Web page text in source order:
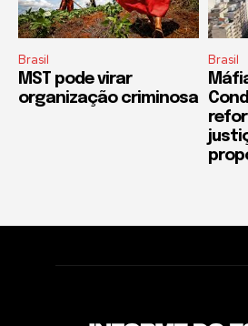
Brasil
MST pode virar
organização criminosa
Brasil